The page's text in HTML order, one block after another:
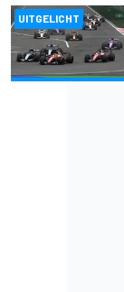
UITGELICHT